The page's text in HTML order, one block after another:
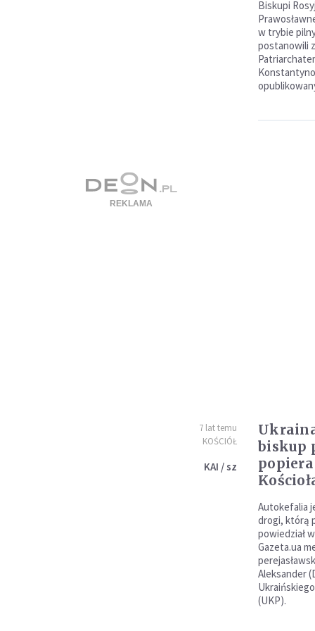
Biskupi
w trybie
postanowili
7 lat temu
KOŚCIÓŁ
KAI / sz
biskup
Autokefalia
drogi, którą
powiedział
Gazeta.ua
Aleksander
(UKP).